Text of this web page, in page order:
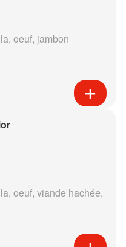
oeuf, jambon
oeuf, viande hachée,